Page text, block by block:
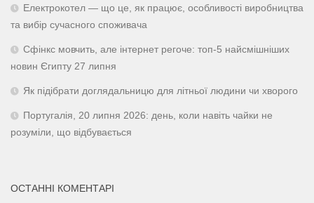
Електрокотел — що це, як працює, особливості виробництва
та вибір сучасного споживача
Сфінкс мовчить, але інтернет регоче: топ-5 найсмішніших
новин Єгипту 27 липня
Як підібрати доглядальницю для літньої людини чи хворого
Португалія, 20 липня 2026: день, коли навіть чайки не
розуміли, що відбувається
ОСТАННІ КОМЕНТАРІ